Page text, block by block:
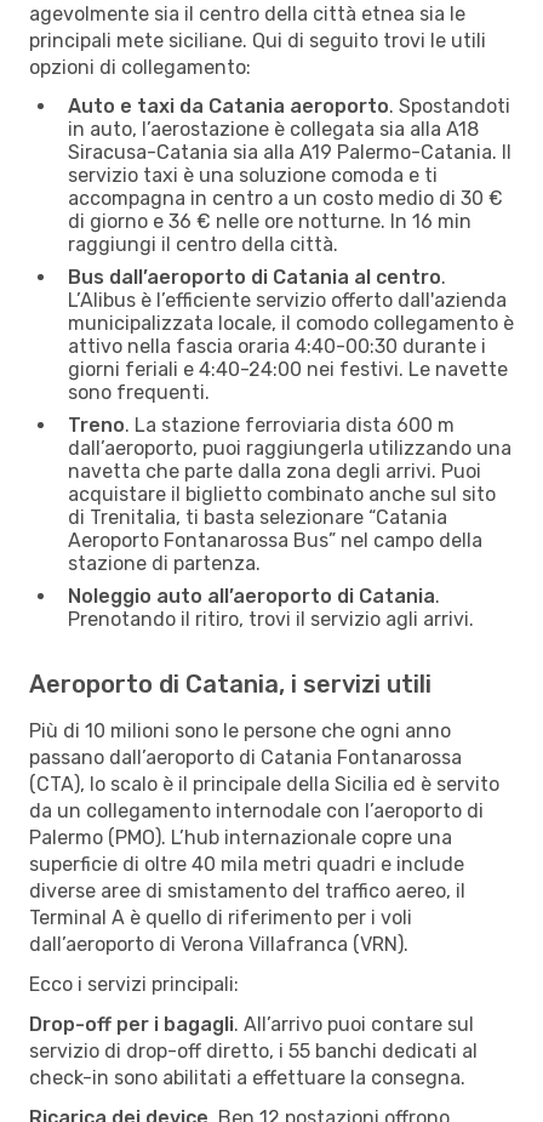
agevolmente sia il centro della città etnea sia le
principali mete siciliane. Qui di seguito trovi le utili
opzioni di collegamento:
Auto e taxi da Catania aeroporto. Spostandoti
in auto, l’aerostazione è collegata sia alla A18
Siracusa-Catania sia alla A19 Palermo-Catania. Il
servizio taxi è una soluzione comoda e ti
accompagna in centro a un costo medio di 30 €
di giorno e 36 € nelle ore notturne. In 16 min
raggiungi il centro della città.
Bus dall’aeroporto di Catania al centro.
L’Alibus è l’efficiente servizio offerto dall'azienda
municipalizzata locale, il comodo collegamento è
attivo nella fascia oraria 4:40-00:30 durante i
giorni feriali e 4:40-24:00 nei festivi. Le navette
sono frequenti.
Treno. La stazione ferroviaria dista 600 m
dall’aeroporto, puoi raggiungerla utilizzando una
navetta che parte dalla zona degli arrivi. Puoi
acquistare il biglietto combinato anche sul sito
di Trenitalia, ti basta selezionare “Catania
Aeroporto Fontanarossa Bus” nel campo della
stazione di partenza.
Noleggio auto all’aeroporto di Catania.
Prenotando il ritiro, trovi il servizio agli arrivi.
Aeroporto di Catania, i servizi utili
Più di 10 milioni sono le persone che ogni anno
passano dall’aeroporto di Catania Fontanarossa
(CTA), lo scalo è il principale della Sicilia ed è servito
da un collegamento internodale con l’aeroporto di
Palermo (PMO). L’hub internazionale copre una
superficie di oltre 40 mila metri quadri e include
diverse aree di smistamento del traffico aereo, il
Terminal A è quello di riferimento per i voli
dall’aeroporto di Verona Villafranca (VRN).
Ecco i servizi principali:
Drop-off per i bagagli. All’arrivo puoi contare sul
servizio di drop-off diretto, i 55 banchi dedicati al
check-in sono abilitati a effettuare la consegna.